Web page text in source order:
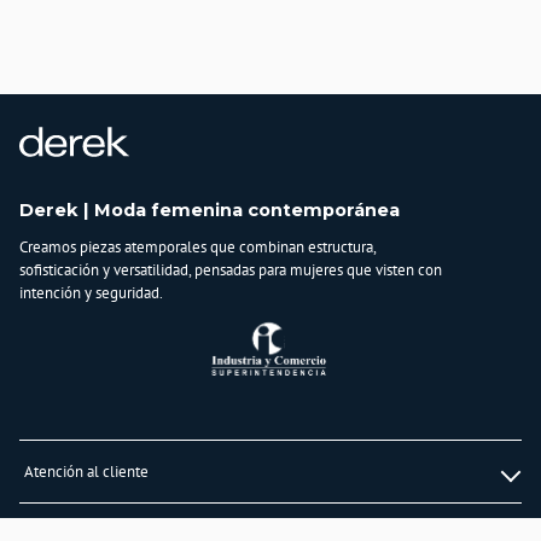
BAGUER SAS
Cuidado y Lavado
Lavar en máquina, no usar blanqueadores,lavar y secar con colores similares y
Composición:
ALGODÓN
93% - ELASTANO
7%
Derek | Moda femenina contemporánea
Creamos piezas atemporales que combinan estructura,
sofisticación y versatilidad, pensadas para mujeres que visten con
intención y seguridad.
Atención al cliente